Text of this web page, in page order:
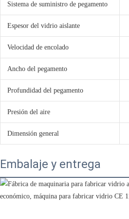
Sistema de suministro de pegamento
Espesor del vidrio aislante
Velocidad de encolado
Ancho del pegamento
Profundidad del pegamento
Presión del aire
Dimensión general
Embalaje y entrega